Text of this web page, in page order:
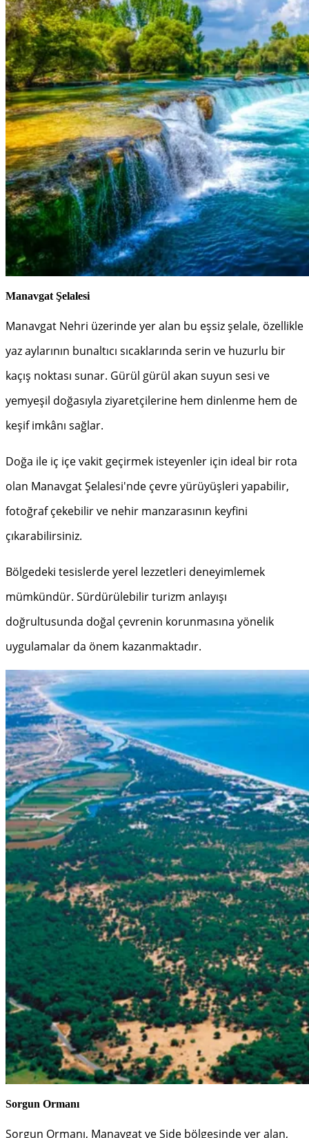
Manavgat Şelalesi
Manavgat Nehri üzerinde yer alan bu eşsiz şelale, özellikle
yaz aylarının bunaltıcı sıcaklarında serin ve huzurlu bir
kaçış noktası sunar. Gürül gürül akan suyun sesi ve
yemyeşil doğasıyla ziyaretçilerine hem dinlenme hem de
keşif imkânı sağlar.
Doğa ile iç içe vakit geçirmek isteyenler için ideal bir rota
olan Manavgat Şelalesi'nde çevre yürüyüşleri yapabilir,
fotoğraf çekebilir ve nehir manzarasının keyfini
çıkarabilirsiniz.
Bölgedeki tesislerde yerel lezzetleri deneyimlemek
mümkündür. Sürdürülebilir turizm anlayışı
doğrultusunda doğal çevrenin korunmasına yönelik
uygulamalar da önem kazanmaktadır.
Sorgun Ormanı
Sorgun Ormanı, Manavgat ve Side bölgesinde yer alan,